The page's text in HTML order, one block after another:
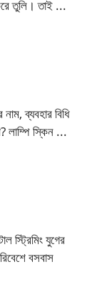
তুলি। তাই ...
ব্যবহার বিধি
লাম্পি স্কিন ...
স্ট্রিমিং যুগের
বসবাস